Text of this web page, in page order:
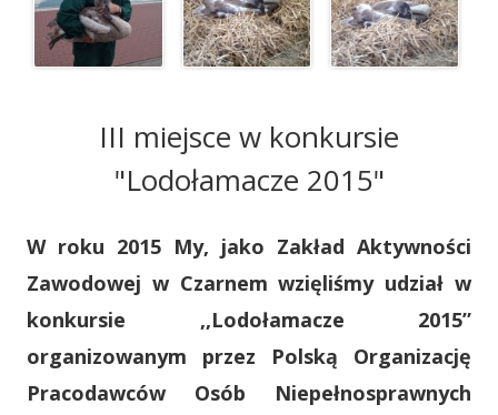
III miejsce w konkursie
"Lodołamacze 2015"
W roku 2015 My, jako Zakład Aktywności
Zawodowej w Czarnem wzięliśmy udział w
konkursie ,,Lodołamacze 2015”
organizowanym przez Polską Organizację
Pracodawców Osób Niepełnosprawnych